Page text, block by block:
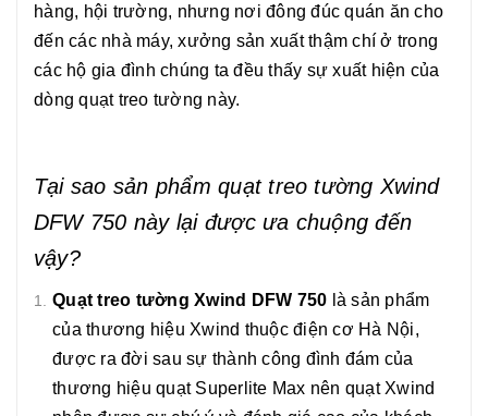
hàng, hội trường, nhưng nơi đông đúc quán ăn cho
đến các nhà máy, xưởng sản xuất thậm chí ở trong
các hộ gia đình chúng ta đều thấy sự xuất hiện của
dòng quạt treo tường này.
Tại sao sản phẩm quạt treo tường Xwind
DFW 750 này lại được ưa chuộng đến
vậy?
Quạt treo tường Xwind DFW 750 là sản phẩm
của thương hiệu Xwind thuộc điện cơ Hà Nội,
được ra đời sau sự thành công đình đám của
thương hiệu quạt Superlite Max nên quạt Xwind